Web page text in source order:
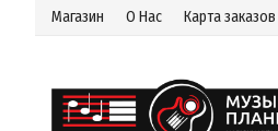
Магазин О Нас Карта заказов